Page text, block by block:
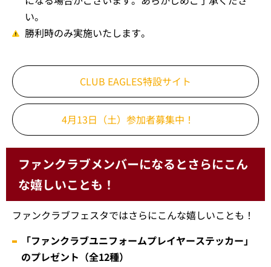
い。
勝利時のみ実施いたします。
CLUB EAGLES特設サイト
4月13日（土） 参加者募集中！
ファンクラブメンバーになるとさらにこん
な嬉しいことも！
ファンクラブフェスタではさらにこんな嬉しいことも！
「ファンクラブユニフォームプレイヤーステッカー」
のプレゼント（全12種）